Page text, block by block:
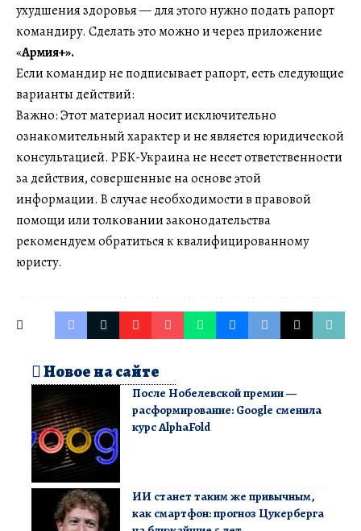
ухудшения здоровья — для этого нужно подать рапорт
командиру. Сделать это можно и через приложение
«Армия+».
Если командир не подписывает рапорт, есть следующие
варианты действий:
Важно: Этот материал носит исключительно
ознакомительный характер и не является юридической
консультацией. РБК-Украина не несет ответственности
за действия, совершенные на основе этой
информации. В случае необходимости в правовой
помощи или толковании законодательства
рекомендуем обратиться к квалифицированному
юристу.
Новое на сайте
После Нобелевской премии —
расформирование: Google сменила
курс AlphaFold
ИИ станет таким же привычным,
как смартфон: прогноз Цукерберга